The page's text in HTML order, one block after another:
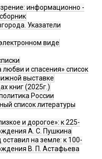
информационно -
Указатели
виде
и спасения» список
выставке
книг (2025г.)
России
список литературы
и дорогое»: к 225-
А. С. Пушкина
на земле: к 100-
В. П. Астафьева